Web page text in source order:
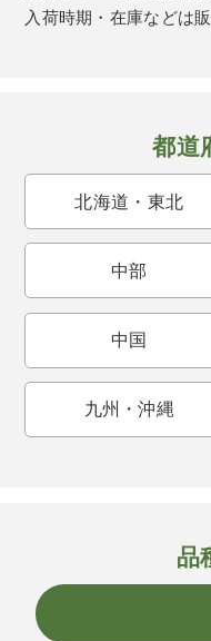
入荷時期・在庫などは
都道
北海道・東北
中部
中国
九州・沖縄
品